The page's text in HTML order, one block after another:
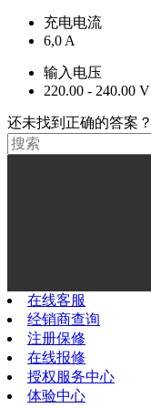
充电电流
6,0 A
输入电压
220.00 - 240.00 V
还未找到正确的答案？
在线客服
经销商查询
注册保修
在线报修
授权服务中心
体验中心